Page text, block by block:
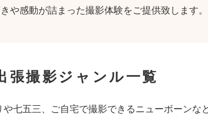
や感動が詰まった撮影体験をご提供致します。
張撮影ジャンル一覧
七五三、ご自宅で撮影できるニューボーン